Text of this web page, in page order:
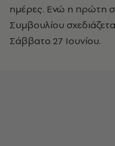
ημέρες. Ενώ η πρώτη
Συμβουλίου
Σάββατο 27 Ιουνίου.